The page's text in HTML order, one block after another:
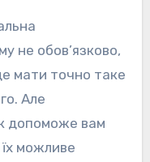
не обов’язково,
мати точно таке
Але
допоможе вам
можливе